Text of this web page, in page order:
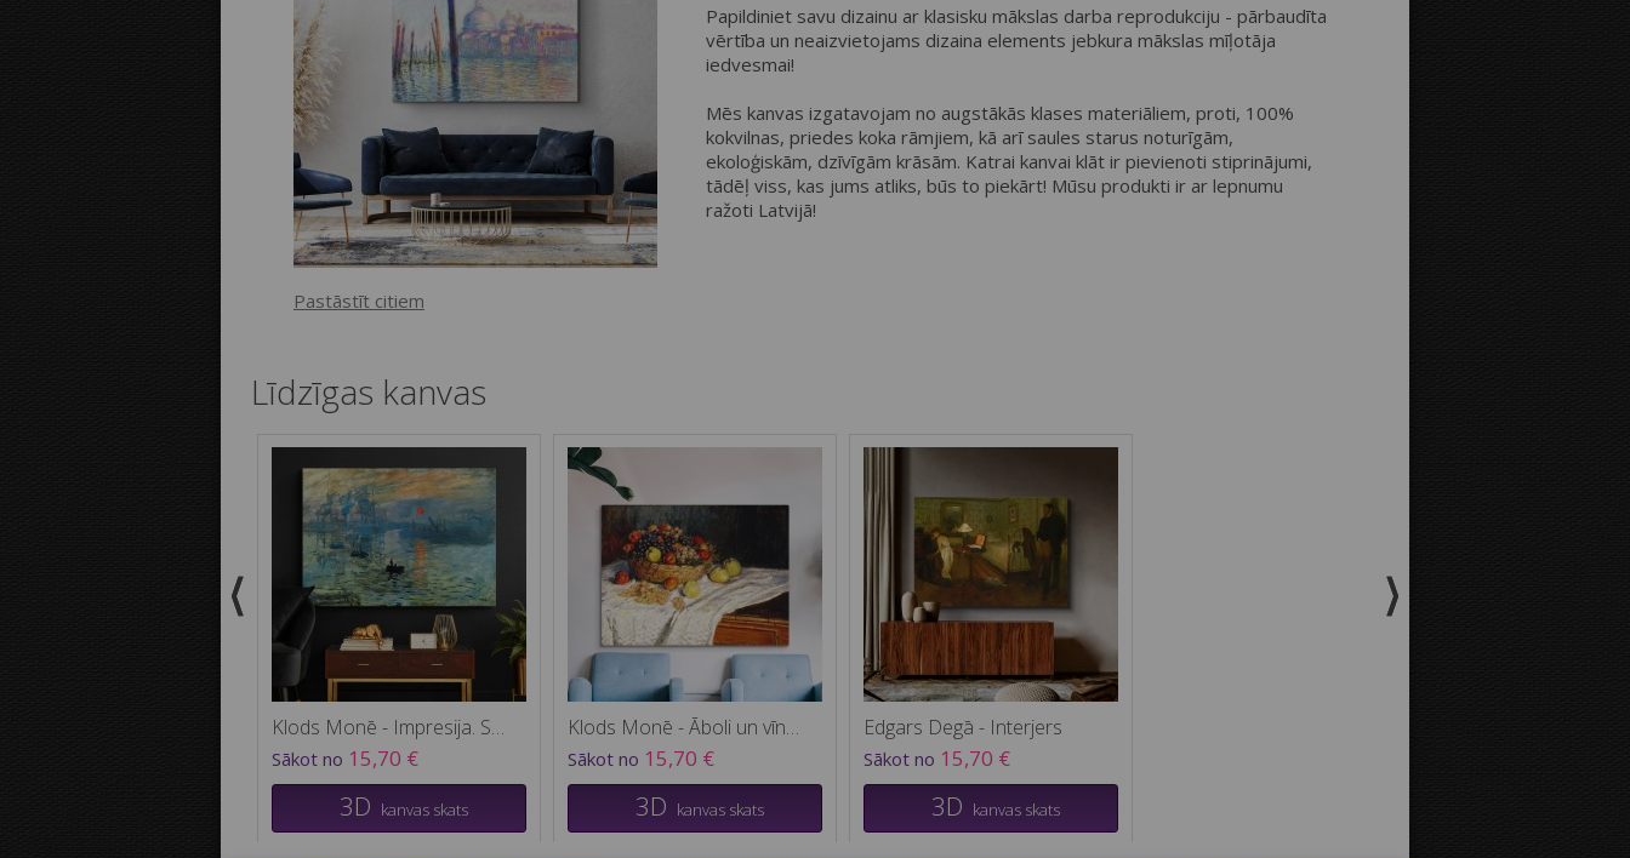
Attālums līdz malām:
Bilde uz kanvas malām:
Papildiniet savu dizainu ar klasisku mākslas darba reprodukciju - pārbaudīta
vērtība un neaizvietojams dizaina elements jebkura mākslas mīļotāja
iedvesmai!
Mēs kanvas izgatavojam no augstākās klases materiāliem, proti, 100%
kokvilnas, priedes koka rāmjiem, kā arī saules starus noturīgām,
ekoloģiskām, dzīvīgām krāsām. Katrai kanvai klāt ir pievienoti stiprinājumi,
tādēļ viss, kas jums atliks, būs to piekārt! Mūsu produkti ir ar lepnumu
ražoti Latvijā!
Pastāstīt citiem
Līdzīgas kanvas
Klods Monē - Impresija. Saullēkts
Sākot no 15,70 €
3D kanvas skats
Klods Monē - Āboli un vīnogas
Sākot no 15,70 €
3D kanvas skats
Edgars Degā - Interjers
Sākot no 15,70 €
3D kanvas skats